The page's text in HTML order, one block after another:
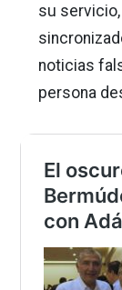
su
noticias
persona